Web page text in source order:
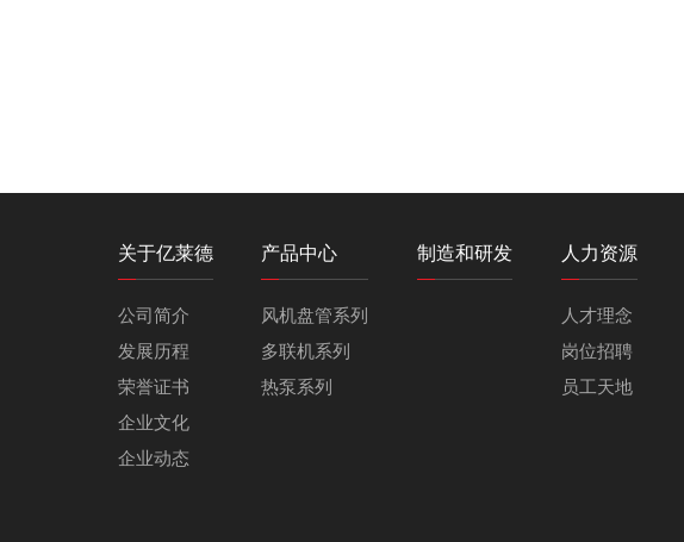
关于亿莱德
公司简介
发展历程
荣誉证书
企业文化
企业动态
产品中心
风机盘管系列
多联机系列
热泵系列
制造和研发 人力资源
人才理念
岗位招聘
员工天地